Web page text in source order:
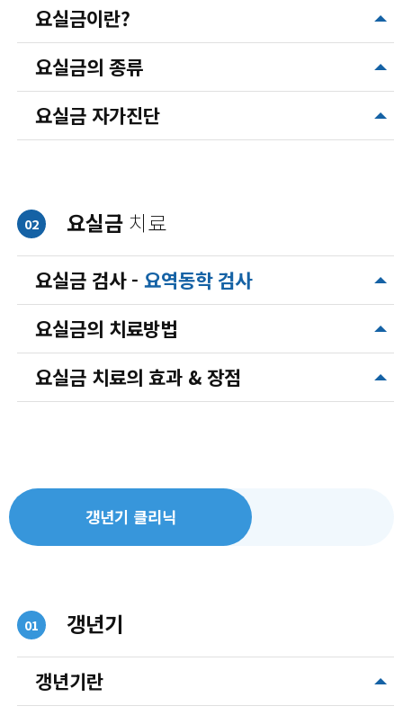
요실금이란?
요실금의 종류
요실금 자가진단
02 요실금 치료
요실금 검사 -요역동학 검사
요실금의 치료방법
요실금 치료의 효과 & 장점
갱년기 클리닉
01 갱년기
갱년기란